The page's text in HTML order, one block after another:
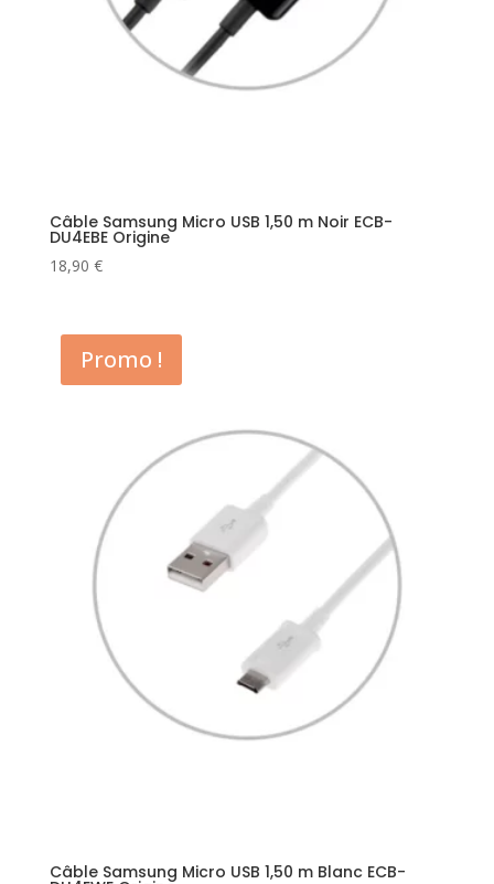
Câble Samsung Micro USB 1,50 m Noir ECB-
DU4EBE Origine
18,90 €
Promo !
Câble Samsung Micro USB 1,50 m Blanc ECB-